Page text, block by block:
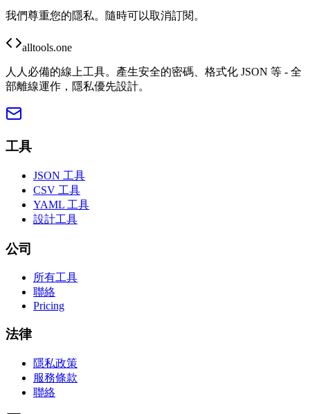
我們尊重您的隱私。隨時可以取消訂閱。
alltools.one
人人必備的線上工具。產生安全的密碼、格式化 JSON 等 - 全
部離線運作，隱私優先設計。
工具
JSON 工具
CSV 工具
YAML 工具
設計工具
公司
所有工具
聯絡
Pricing
法律
隱私政策
服務條款
聯絡